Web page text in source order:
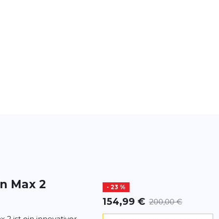
Max 2 - 23 %
154,99 € 200,00 €